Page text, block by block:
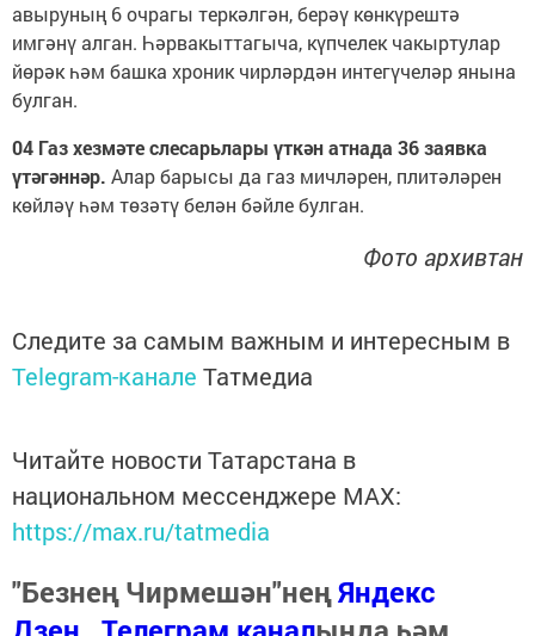
авыруның 6 очрагы теркәлгән, берәү көнкүрештә
имгәнү алган. Һәрвакыттагыча, күпчелек чакыртулар
йөрәк һәм башка хроник чирләрдән интегүчеләр янына
булган.
04 Газ хезмәте слесарьлары үткән атнада 36 заявка
үтәгәннәр. Алар барысы да газ мичләрен, плитәләрен
көйләү һәм төзәтү белән бәйле булган.
Фото архивтан
Следите за самым важным и интересным в
Telegram-канале Татмедиа
Читайте новости Татарстана в
национальном мессенджере MАХ:
https://max.ru/tatmedia
"Безнең Чирмешән"неңЯндекс